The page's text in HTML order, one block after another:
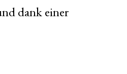
dank einer